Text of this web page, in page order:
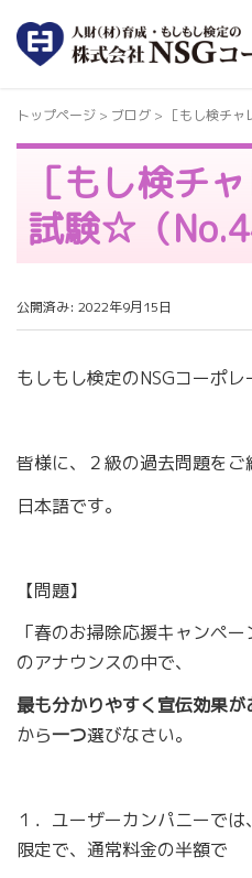
トップページ > ブログ > ［もし検チ
［もし検チ
試験☆（
公開済み: 2022年9月15日
もしもし検定のNSGコーポ
皆様に、２級の過去問題をご
日本語です。
【問題】
「春のお掃除応援キャンペ
のアナウンスの中で、
最も分かりやすく宣伝効果が
から一つ選びなさい。
１．ユーザーカンパニーで
限定で、通常料金の半額で